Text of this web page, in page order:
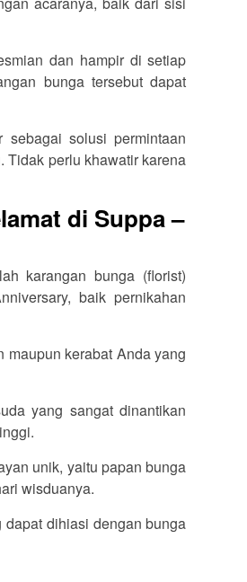
dan hampir di setiap
bunga tersebut dapat
solusi permintaan
Tidak perlu khawatir karena
di Suppa –
karangan bunga (florist)
baik pernikahan
kerabat Anda yang
yang sangat dinantikan
unik, yaitu papan bunga
wisduanya.
dihiasi dengan bunga